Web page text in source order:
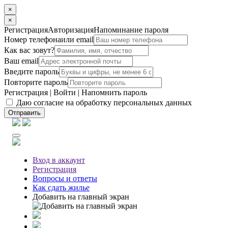
×
×
РегистрацияАвторизацияНапоминание пароля
Номер телефонаили email
Как вас зовут?
Ваш email
Введите пароль
Повторите пароль
Регистрация | Войти | Напомнить пароль
Даю согласие на обработку персональных данных
Отправить
Вход в аккаунт
Регистрация
Вопросы и ответы
Как сдать жилье
Добавить на главный экран